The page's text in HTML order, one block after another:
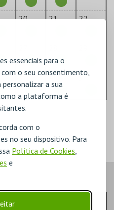
essenciais para o
o seu consentimento,
a sua
a plataforma é
com o
no seu dispositivo. Para
Política de Cookies
e
20 21 22
3 4 5